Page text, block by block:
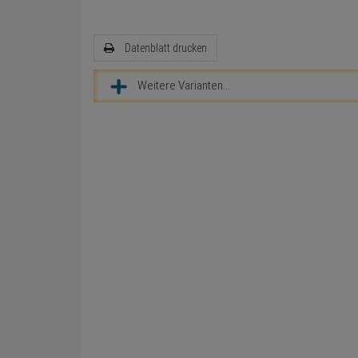
Datenblatt drucken
Weitere Varianten...